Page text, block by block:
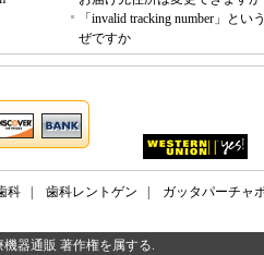
「invalid tracking number」とい
ぜですか
科 歯科レントゲン
ガッタパーチャ
機器通販 著作権を属する.